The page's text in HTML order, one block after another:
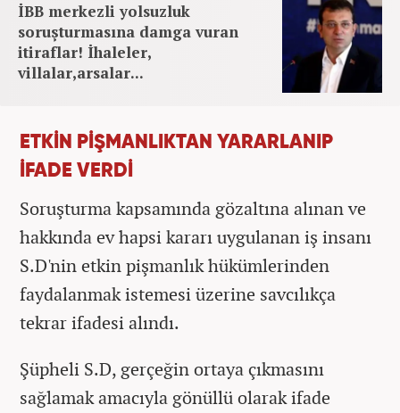
İBB merkezli yolsuzluk
soruşturmasına damga vuran
itiraflar! İhaleler,
villalar,arsalar...
ETKİN PİŞMANLIKTAN YARARLANIP
İFADE VERDİ
Soruşturma kapsamında gözaltına alınan ve
hakkında ev hapsi kararı uygulanan iş insanı
S.D'nin etkin pişmanlık hükümlerinden
faydalanmak istemesi üzerine savcılıkça
tekrar ifadesi alındı.
Şüpheli S.D, gerçeğin ortaya çıkmasını
sağlamak amacıyla gönüllü olarak ifade